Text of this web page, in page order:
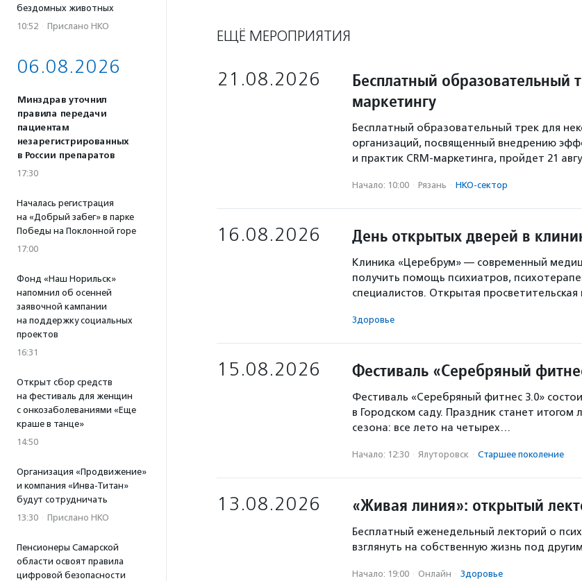
бездомных животных
10:52 · Прислано НКО
06.08.2026
Минздрав уточнил
правила передачи
пациентам
незарегистрированных
в России препаратов
17:30
Началась регистрация
на «Добрый забег» в парке
Победы на Поклонной горе
17:00
Фонд «Наш Норильск»
напомнил об осенней
заявочной кампании
на поддержку социальных
проектов
16:31
Открыт сбор средств
на фестиваль для женщин
с онкозаболеваниями «Еще
краше в танце»
14:50
Организация «Продвижение»
и компания «Инва-Титан»
будут сотрудничать
13:30 · Прислано НКО
Пенсионеры Самарской
области освоят правила
цифровой безопасности
ЕЩЁ МЕРОПРИЯТИЯ
21.08.2026
Бесплатный образовательный
маркетингу
Бесплатный образовательный трек для
организаций, посвященный внедрению
и практик CRM-маркетинга, пройдет 21
Начало: 10:00 · Рязань · НКО-сектор
16.08.2026 День открытых дверей в
Клиника «Церебрум» — современный
получить помощь психиатров,
специалистов. Открытая
Здоровье
15.08.2026 Фестиваль «Серебряный
Фестиваль «Серебряный фитнес 3.0»
в Городском саду. Праздник станет итогом
сезона: все лето на четырех…
Начало: 12:30 · Ялуторовск · Старшее поколение
13.08.2026 «Живая линия»: открытый
Бесплатный еженедельный лекторий о
взглянуть на собственную жизнь под
Начало: 19:00 · Онлайн · Здоровье